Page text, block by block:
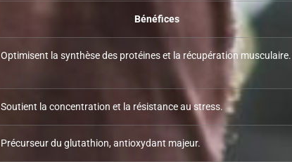
Bénéfices
Optimisent la synthèse des protéines et la récupération musculaire.
Soutient la concentration et la résistance au stress.
Précurseur du glutathion, antioxydant majeur.